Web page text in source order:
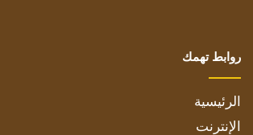
روابط تهمك
الرئيسية
الإنترنت